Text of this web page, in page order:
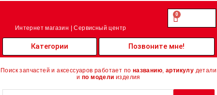
Перейти
Интернет магазин | Сервисный центр
0.00
0
Cart
Категории Позвоните мне!
Поиск запчастей и аксессуаров работает по названию артикулу детали
и по модели изделия